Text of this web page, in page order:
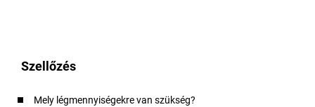
Szellőzés
Mely légmennyiségekre van szükség?